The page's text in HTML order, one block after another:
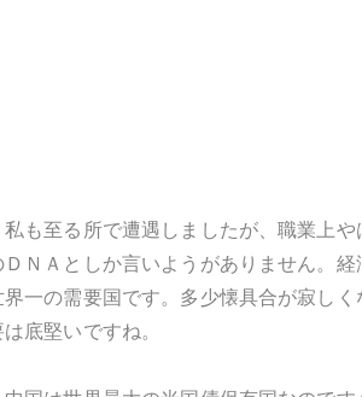
も至る所で遭遇しましたが、職業上や
ＮＡとしか言いようがありません。経
一の需要国です。多少懐具合が寂しく
底堅いですね。